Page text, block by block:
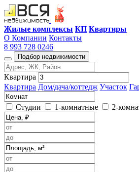
Жилые комплексы КП Квартиры
О Компании Контакты
8 993 728 0246
Подбор недвижимости
Квартира
Квартира Дом/дача/коттедж Участок
Студии 1-комнатные 2-